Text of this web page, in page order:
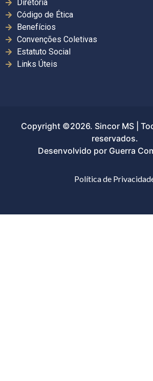
Diretoria
Código de Ética
Benefícios
Convenções Coletivas
Estatuto Social
Links Úteis
Copyright ©2026. Sincor MS |
reservados.
Desenvolvido por Guerra
Política de